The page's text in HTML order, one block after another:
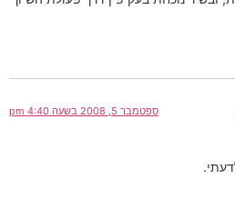
ספטמבר 5, 2008 בשעה 4:40 pm